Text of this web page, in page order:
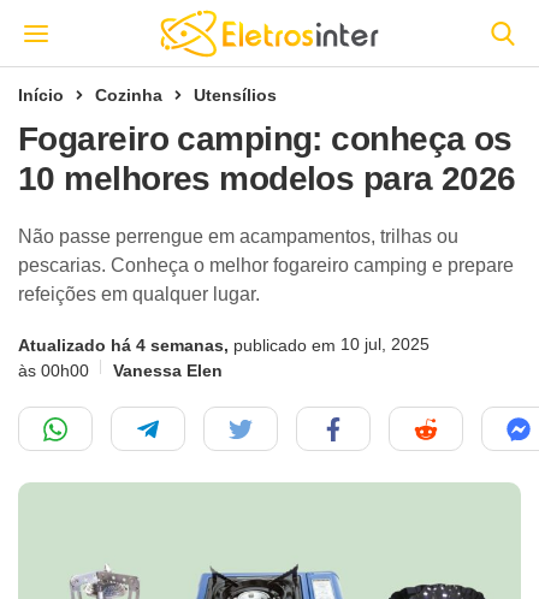
Início Cozinha Utensílios
Fogareiro camping: conheça os
10 melhores modelos para 2026
Não passe perrengue em acampamentos, trilhas ou
pescarias. Conheça o melhor fogareiro camping e prepare
refeições em qualquer lugar.
Atualizado há 4 semanas, publicado em 10 jul, 2025
às 00h00
Vanessa Elen